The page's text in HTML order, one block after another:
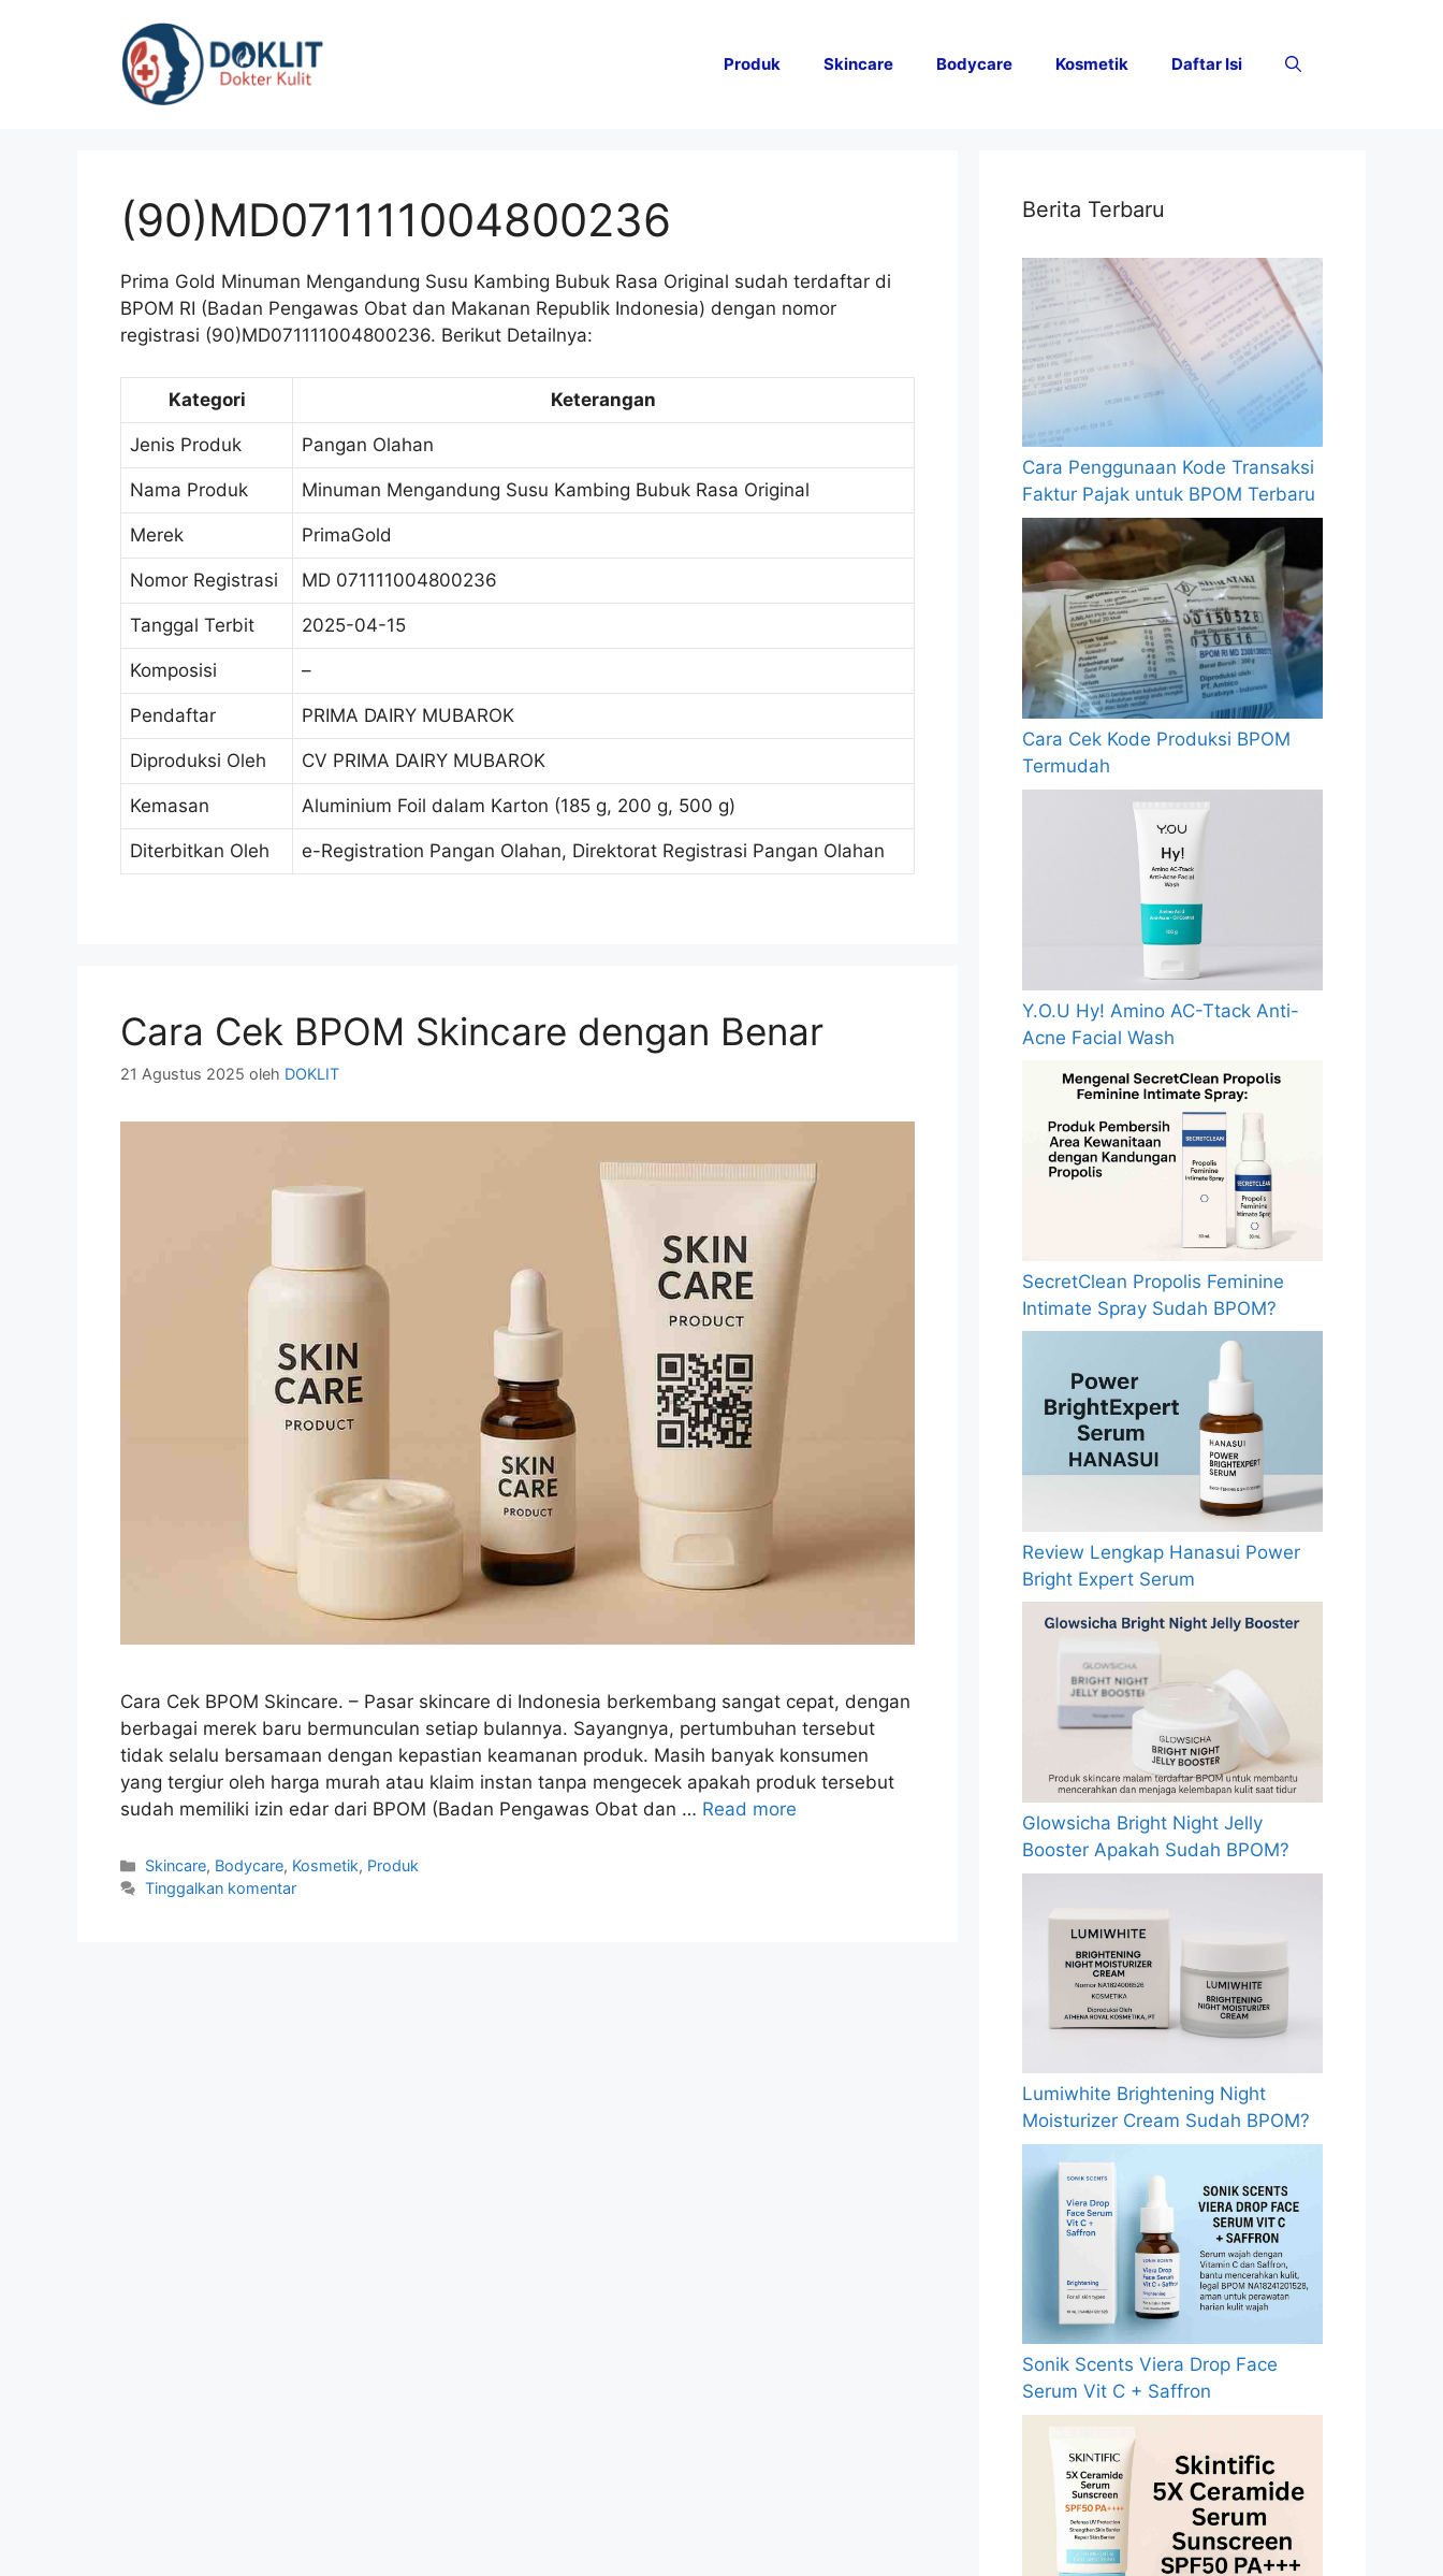
Produk Skincare Bodycare Kosmetik Daftar Isi
(90)MD071111004800236
Prima Gold Minuman Mengandung Susu Kambing Bubuk Rasa Original sudah terdaftar di
BPOM RI (Badan Pengawas Obat dan Makanan Republik Indonesia) dengan nomor
registrasi (90)MD071111004800236. Berikut Detailnya:
Kategori Keterangan
Jenis Produk Pangan Olahan
Nama Produk Minuman Mengandung Susu Kambing Bubuk Rasa Original
Merek PrimaGold
Nomor Registrasi MD 071111004800236
Tanggal Terbit 2025-04-15
Komposisi –
Pendaftar PRIMA DAIRY MUBAROK
Diproduksi Oleh CV PRIMA DAIRY MUBAROK
Kemasan Aluminium Foil dalam Karton (185 g, 200 g, 500 g)
Diterbitkan Oleh e-Registration Pangan Olahan, Direktorat Registrasi Pangan Olahan
Cara Cek BPOM Skincare dengan Benar
21 Agustus 2025 oleh DOKLIT
Cara Cek BPOM Skincare. – Pasar skincare di Indonesia berkembang sangat cepat, dengan
berbagai merek baru bermunculan setiap bulannya. Sayangnya, pertumbuhan tersebut
tidak selalu bersamaan dengan kepastian keamanan produk. Masih banyak konsumen
yang tergiur oleh harga murah atau klaim instan tanpa mengecek apakah produk tersebut
sudah memiliki izin edar dari BPOM (Badan Pengawas Obat dan … Read more
Kategori
Skincare, Bodycare, Kosmetik, Produk
Tinggalkan komentar
Berita Terbaru
Cara Penggunaan Kode Transaksi
Faktur Pajak untuk BPOM Terbaru
Cara Cek Kode Produksi BPOM
Termudah
Y.O.U Hy! Amino AC-Ttack Anti-
Acne Facial Wash
SecretClean Propolis Feminine
Intimate Spray Sudah BPOM?
Review Lengkap Hanasui Power
Bright Expert Serum
Glowsicha Bright Night Jelly
Booster Apakah Sudah BPOM?
Lumiwhite Brightening Night
Moisturizer Cream Sudah BPOM?
Sonik Scents Viera Drop Face
Serum Vit C + Saffron